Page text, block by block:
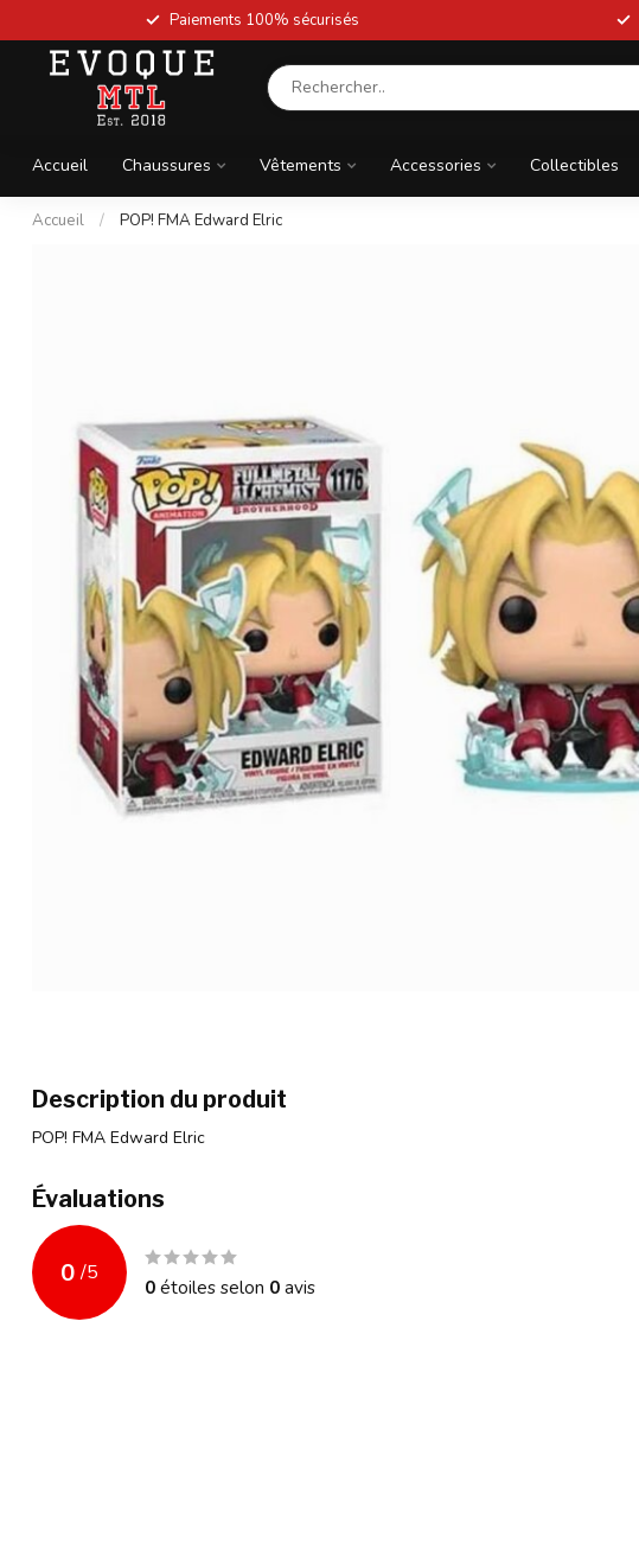
Paiements 100% sécurisés
Accueil Chaussures Vêtements Accessories Collectibles
Accueil / POP! FMA Edward Elric
Description du produit
POP! FMA Edward Elric
Évaluations
0 /5
0étoiles selon 0avis